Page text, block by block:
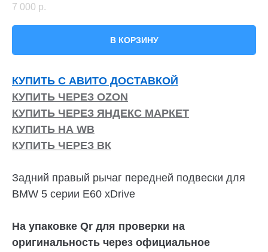
7 000 р.
В КОРЗИНУ
КУПИТЬ С АВИТО ДОСТАВКОЙ
КУПИТЬ ЧЕРЕЗ OZON
КУПИТЬ ЧЕРЕЗ ЯНДЕКС МАРКЕТ
КУПИТЬ НА WB
КУПИТЬ ЧЕРЕЗ ВК
Задний правый рычаг передней подвески для
BMW 5 серии E60 xDrive
На упаковке Qr для проверки на
оригинальность через официальное